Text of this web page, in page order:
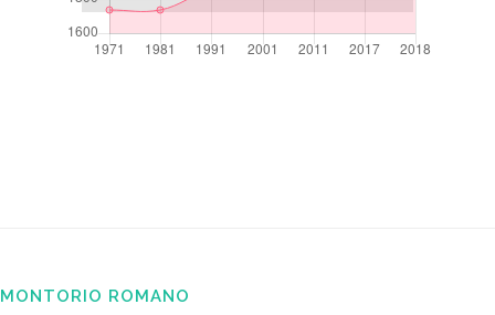
MONTORIO ROMANO